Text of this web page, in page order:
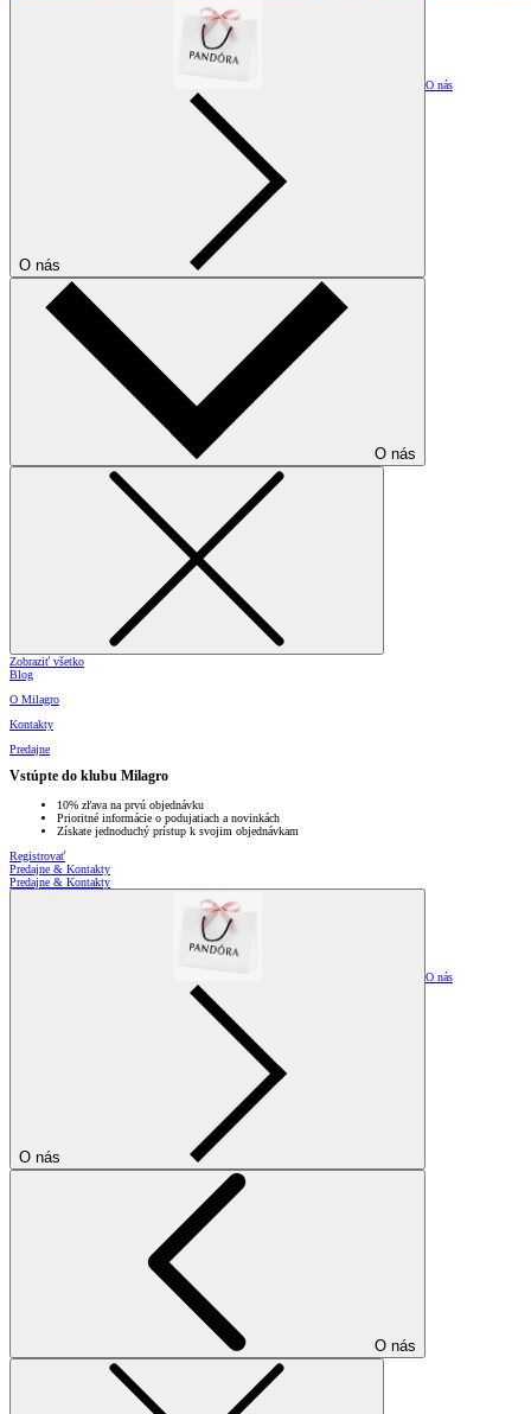
O nás
O nás
O nás
Zobraziť všetko
Blog
O Milagro
Kontakty
Predajne
Vstúpte do klubu Milagro
10% zľava na prvú objednávku
Prioritné informácie o podujatiach a novinkách
Získate jednoduchý prístup k svojim objednávkam
Registrovať
Predajne & Kontakty
Predajne & Kontakty
O nás
O nás
O nás